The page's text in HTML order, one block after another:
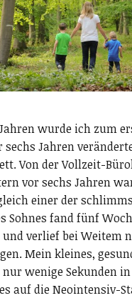
wurde ich zum
sechs Jahren
Von der Vollzeit-
vor sechs Jahren
einer der
Sohnes fand fünf
verlief bei Weitem
Mein kleines,
wenige Sekunden
auf die Neointensiv-